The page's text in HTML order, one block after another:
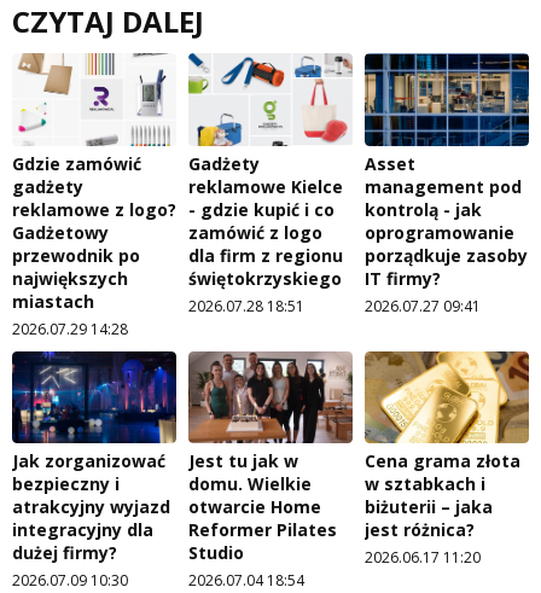
CZYTAJ DALEJ
Gdzie zamówić
gadżety
reklamowe z logo?
Gadżetowy
przewodnik po
największych
miastach
2026.07.29 14:28
Gadżety
reklamowe Kielce
- gdzie kupić i co
zamówić z logo
dla firm z regionu
świętokrzyskiego
2026.07.28 18:51
Asset
management pod
kontrolą - jak
oprogramowanie
porządkuje zasoby
IT firmy?
2026.07.27 09:41
Jak zorganizować
bezpieczny i
atrakcyjny wyjazd
integracyjny dla
dużej firmy?
2026.07.09 10:30
Jest tu jak w
domu. Wielkie
otwarcie Home
Reformer Pilates
Studio
2026.07.04 18:54
Cena grama złota
w sztabkach i
biżuterii – jaka
jest różnica?
2026.06.17 11:20